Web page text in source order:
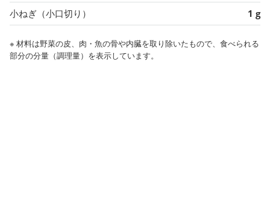
小ねぎ（小口切り） 1 g
※ 材料は野菜の皮、肉・魚の骨や内臓を取り除いたもので、食べられる
部分の分量（調理量）を表示しています。